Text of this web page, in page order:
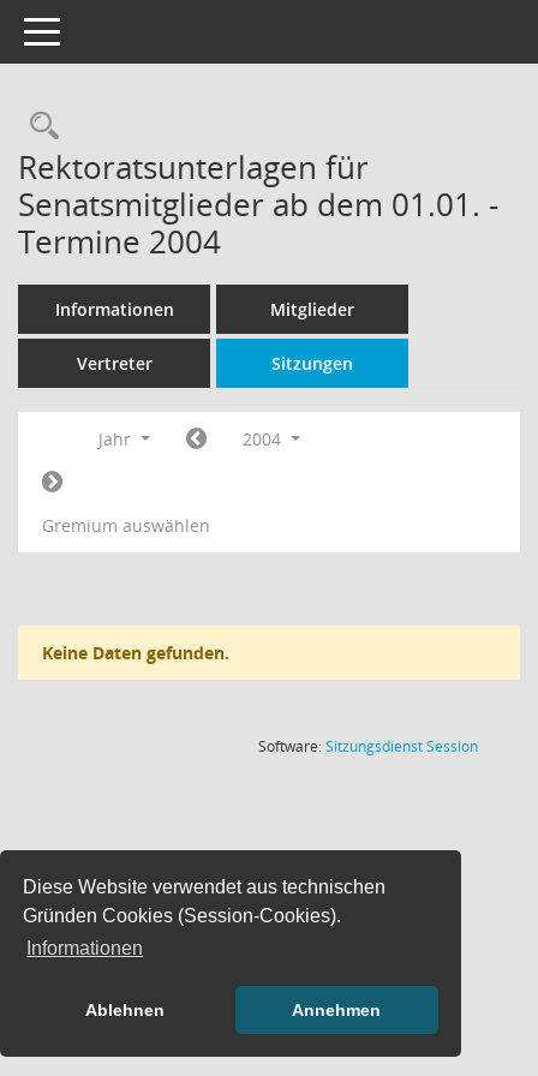
Diese Website verwendet aus technischen
Gründen Cookies (Session-Cookies).
Informationen
Ablehnen Annehmen
Toggle navigation
Rechercheauswahl
Rektoratsunterlagen für
Senatsmitglieder ab dem 01.01. -
Termine 2004
Informationen Mitglieder
Vertreter Sitzungen
Jahr 2004
Gremium auswählen
Keine Daten gefunden.
Software:SitzungsdienstSession(Wird in